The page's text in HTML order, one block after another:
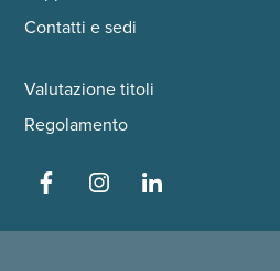
Contatti e sedi
Valutazione titoli
Regolamento